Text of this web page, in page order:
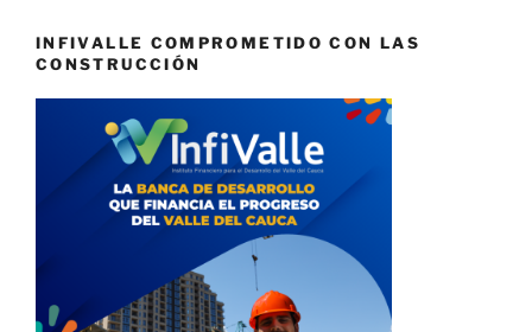
INFIVALLE COMPROMETIDO CON LAS
CONSTRUCCIÓN